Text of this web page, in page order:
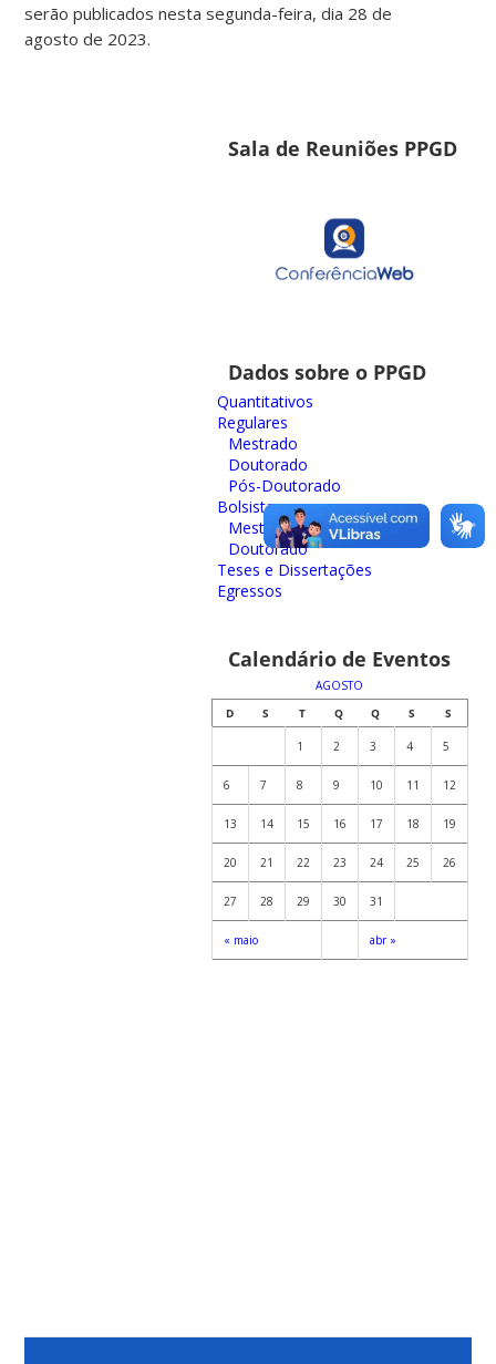
serão publicados nesta segunda-feira, dia 28 de
agosto de 2023.
Sala de Reuniões PPGD
Dados sobre o PPGD
Quantitativos
Regulares
Mestrado
Doutorado
Pós-Doutorado
Bolsistas
Mestrado
Doutorado
Teses e Dissertações
Egressos
Calendário de Eventos
AGOSTO
D
S T Q Q S S
« maio abr »
1 2 3 4 5
6 7 8 9 10 11 12
13 14 15 16 17 18 19
20 21 22 23 24 25 26
27 28 29 30 31